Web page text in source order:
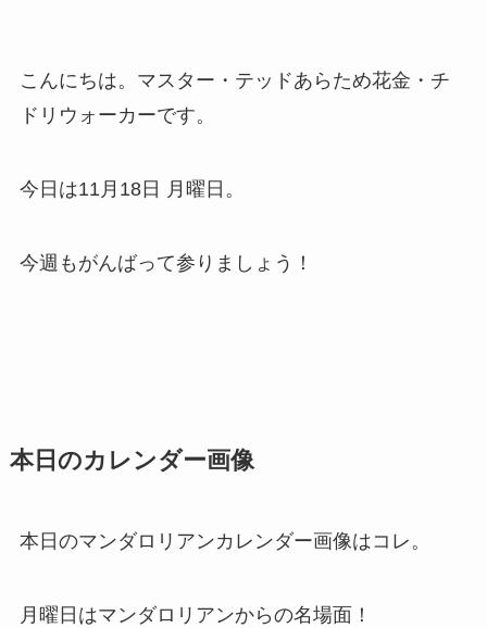
こんにちは。マスター・テッドあらため花金・チ
ドリウォーカーです。
今日は11月18日 月曜日。
今週もがんばって参りましょう！
本日のカレンダー画像
本日のマンダロリアンカレンダー画像はコレ。
月曜日はマンダロリアンからの名場面！